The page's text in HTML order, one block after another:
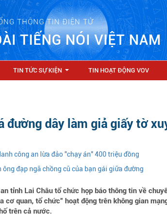
THÔNG TIN ĐIỆN TỬ
TIẾNG NÓI VIỆT NAM
TIN TỨC SỰ KIỆN TIN HOẠT ĐỘNG VOV
đường dây làm giả giấy tờ
công an lừa đảo "chạy án" 400 triệu đồng
đạp ngã chồng cũ của bạn gái giữa đường
tỉnh Lai Châu tổ chức họp báo thông tin về
cơ quan, tổ chức” hoạt động trên không gian
trên cả nước.